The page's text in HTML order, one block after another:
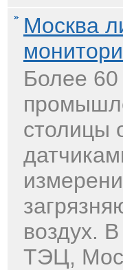
Москва
Более
столицы
воздух.
ТЭЦ,